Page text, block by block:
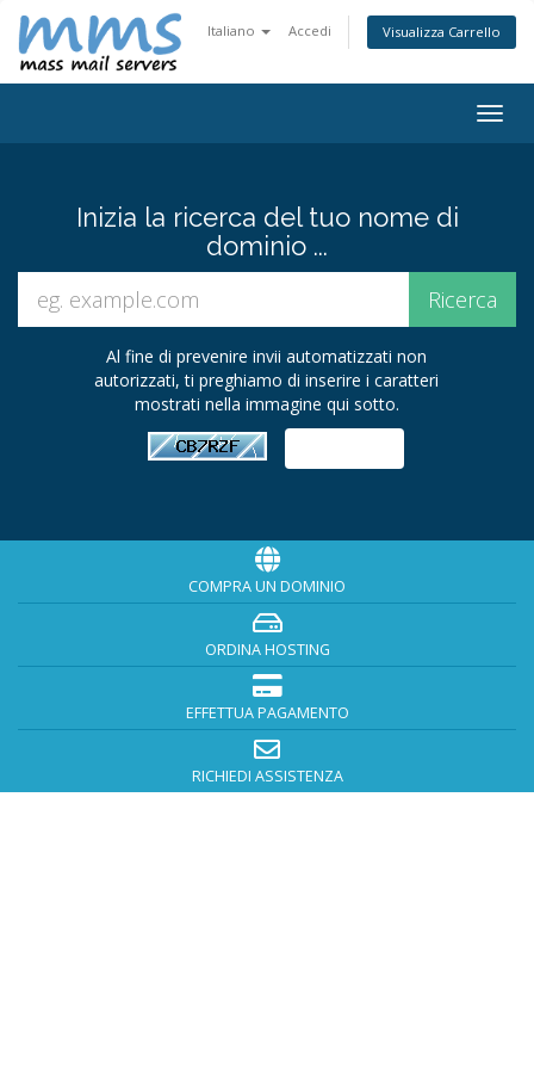
Italiano Accedi Visualizza Carrello
Inizia la ricerca del tuo nome di
dominio ...
Al fine di prevenire invii automatizzati non
autorizzati, ti preghiamo di inserire i caratteri
mostrati nella immagine qui sotto.
COMPRA UN DOMINIO
ORDINA HOSTING
EFFETTUA PAGAMENTO
RICHIEDI ASSISTENZA